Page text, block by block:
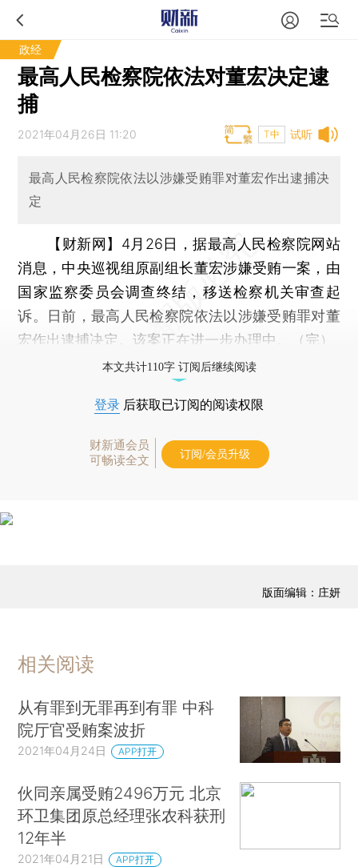
政经
最高人民检察院依法对董宏决定逮
捕
试听
2021年04月26日 11:20 T中
最高人民检察院依法以涉嫌受贿罪对董宏作出逮捕决
定
【财新网】 4月26日，据最高人民检察院网站
消息，中央巡视组原副组长董宏涉嫌受贿一案，由
国家监察委员会调查终结，移送检察机关审查起
诉。日前，最高人民检察院依法以涉嫌受贿罪对董
宏作出逮捕决定。该案正在进一步办理中。（完）
本文共计110字 订阅后继续阅读
登录 后获取已订阅的阅读权限
财新通会员
可畅读全文
订阅/会员升级
版面编辑：庄妍
相关阅读
从有罪到无罪再到有罪 中科
院厅官受贿案波折
2021年04月24日 APP打开
伙同亲属受贿2496万元 北京
环卫集团原总经理张农科获刑
12年半
2021年04月21日 APP打开